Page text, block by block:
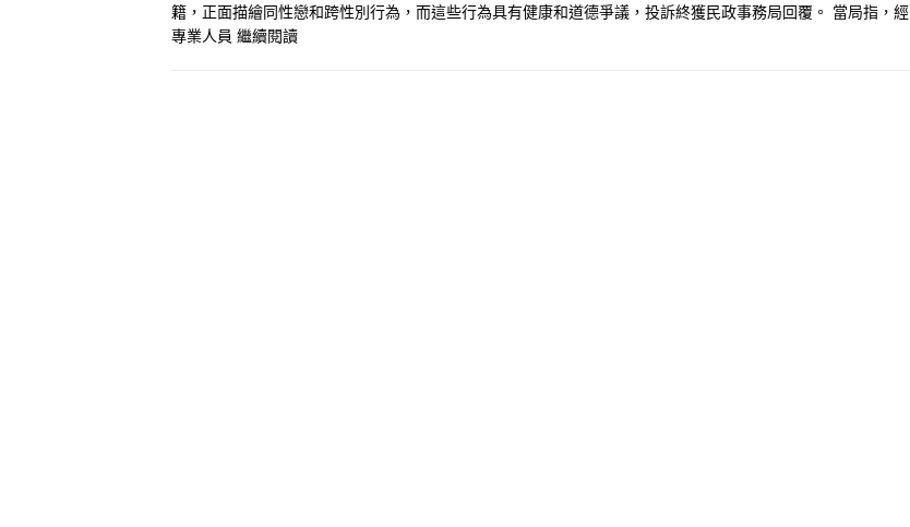
籍，正面描繪同性戀和跨性別行為，而這些行為具有健康和道德爭議，投訴終獲民政事務局回覆。 當局指，經
專業人員 繼續閱讀